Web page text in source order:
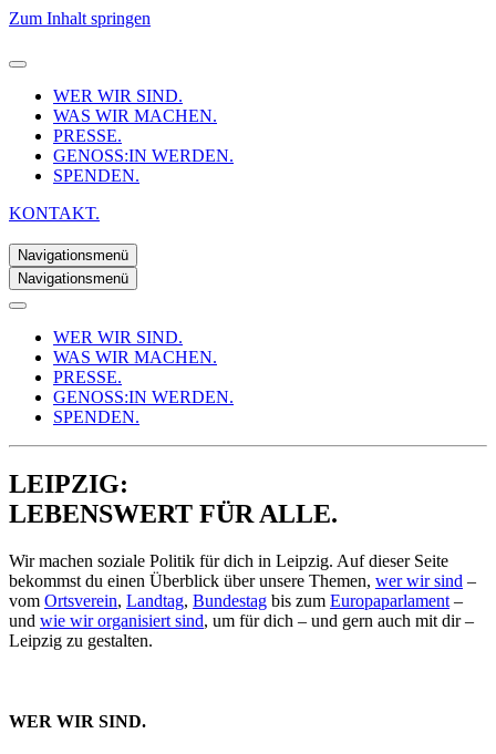
Zum Inhalt springen
WER WIR SIND.
WAS WIR MACHEN.
PRESSE.
GENOSS:IN WERDEN.
SPENDEN.
KONTAKT.
Navigationsmenü
Navigationsmenü
WER WIR SIND.
WAS WIR MACHEN.
PRESSE.
GENOSS:IN WERDEN.
SPENDEN.
LEIPZIG:
LEBENSWERT FÜR ALLE.
Wir machen soziale Politik für dich in Leipzig. Auf dieser Seite
bekommst du einen Überblick über unsere Themen, wer wir sind –
vom Ortsverein, Landtag, Bundestag bis zum Europaparlament –
und wie wir organisiert sind, um für dich – und gern auch mit dir –
Leipzig zu gestalten.
WER WIR SIND.